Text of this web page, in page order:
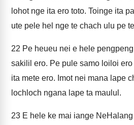
lohot nge ita ero toto. Toinge ita
ute pele hel nge te chach ulu pe
22 Pe heueu nei e hele
sakilil ero. Pe pule samo loiloi
ita mete ero. Imot nei mana lape
lochloch ngana lape ta maulul.
23 E hele ke mai iange